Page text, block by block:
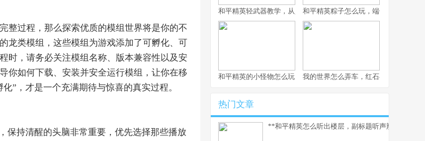
整过程，那么探索优质的模组世界将是你的不
龙类模组，这些模组为游戏添加了可孵化、可
时，请务必关注模组名称、版本兼容性以及安
你如何下载、安装并安全运行模组，让你在移
”，才是一个充满期待与惊喜的真实过程。
保持清醒的头脑非常重要，优先选择那些播放
和平精英轻武器教学，从入门到精通的实战指南
和平精英粽子怎么玩，端午竞技的战术
和平精英的小怪物怎么玩，战术细节与实战心得我的世界怎么弄车，红石与创造的交响
热门文章
**和平精英怎么听出楼层，副标题听声辨位决胜攻